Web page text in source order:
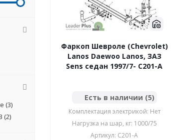
Фаркоп Шевроле (Chevrolet)
Lanos Daewoo Lanos, ЗАЗ
Sens седан 1997/7- C201-A
Есть в наличии (5)
Комплектация электрикой: Нет
Нагрузка на шар, кг: 1000/75
Артикул: C201-A
(3)
(2)